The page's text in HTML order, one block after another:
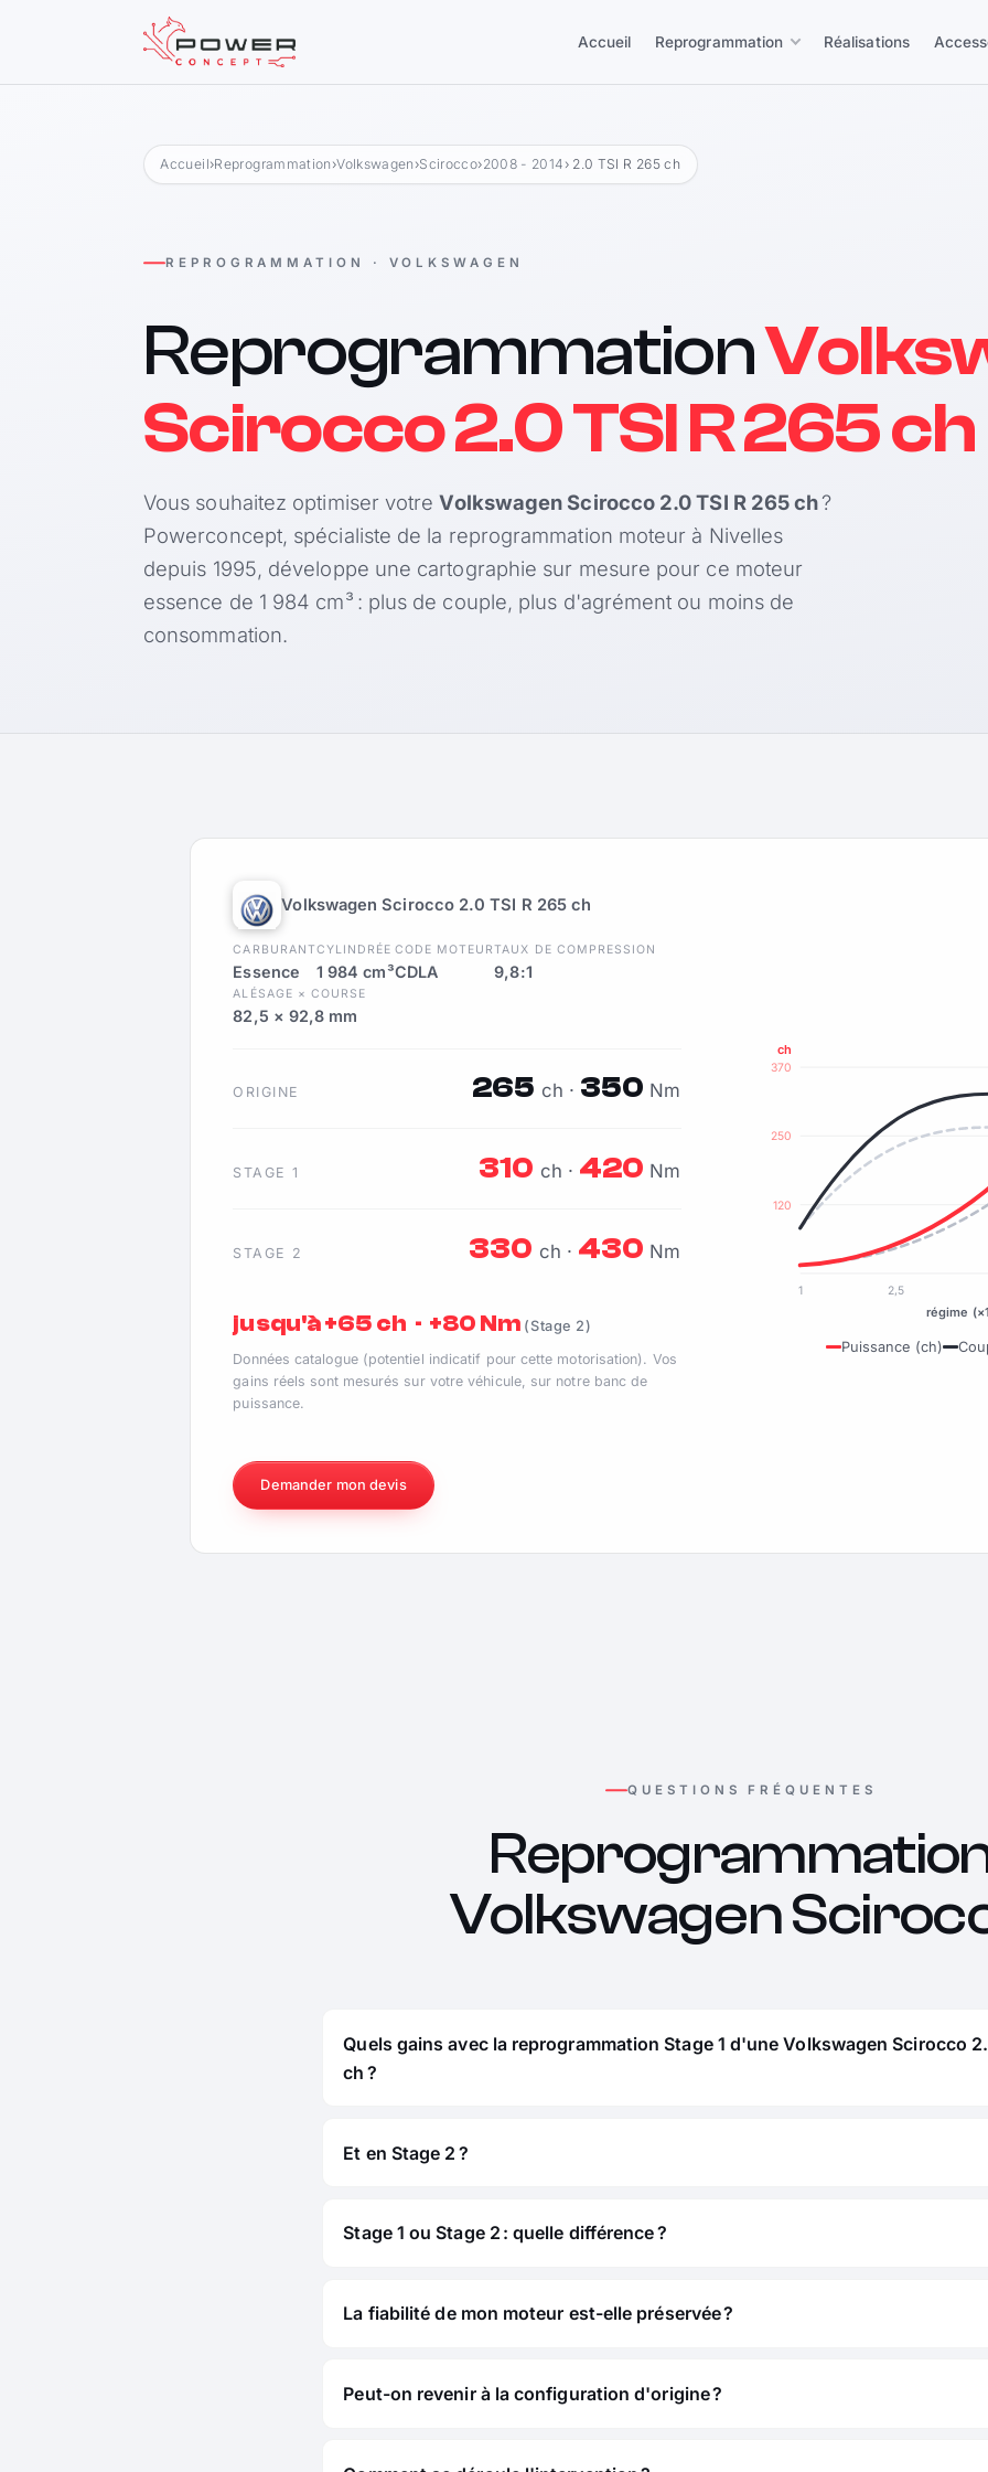
Accueil Reprogrammation Réalisations
Accueil›Reprogrammation ›Volkswagen ›Scirocco›2008 - 2014 › 2.0 TSI R 265 ch
REPROGRAMMATION · VOLKSWAGEN
Reprogrammation
Scirocco 2.0 TSI R 265 ch
Vous souhaitez optimiser votreVolkswagen Scirocco 2.0 TSI R 265 ch?
Powerconcept, spécialiste de la reprogrammation moteur à Nivelles
depuis 1995, développe une cartographie sur mesure pour ce moteur
essence de 1 984 cm³ : plus de couple, plus d'agrément ou moins de
consommation.
Volkswagen Scirocco 2.0 TSI R 265 ch
CARBURANT
Essence
CYLINDRÉE
1 984 cm³
CODE MOTEUR
CDLA
TAUX DE COMPRESSION
9,8:1
ALÉSAGE × COURSE
82,5 × 92,8 mm
ORIGINE 265 ch · 350 Nm
STAGE 1 310 ch · 420 Nm
STAGE 2 330 ch · 430 Nm
jusqu'à +65 ch · +80 Nm (Stage 2)
Données catalogue (potentiel indicatif pour cette motorisation). Vos
gains réels sont mesurés sur votre véhicule, sur notre banc de
puissance.
120
250
370
ch
1 2,5
régime
Puissance (ch)
Demander mon devis
QUESTIONS FRÉQUENTES
Volkswagen
Quels gains avec la reprogrammation Stage 1 d'une Volkswagen Scirocco
ch ?
Et en Stage 2 ?
Stage 1 ou Stage 2 : quelle différence ?
La fiabilité de mon moteur est-elle préservée ?
Peut-on revenir à la configuration d'origine ?